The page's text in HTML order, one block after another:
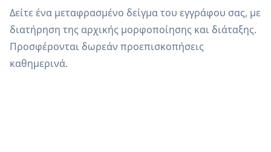
Δείτε ένα μεταφρασμένο δείγμα του εγγράφου σας, με
διατήρηση της αρχικής μορφοποίησης και διάταξης.
Προσφέρονται δωρεάν προεπισκοπήσεις
καθημερινά.